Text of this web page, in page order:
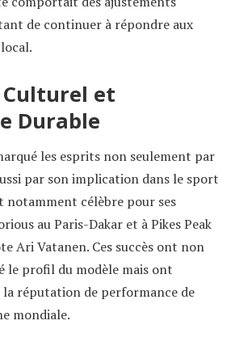
de continuer à répondre aux
et
Durable
les esprits non seulement par
par son implication dans le sport
notamment célèbre pour ses
au Paris-Dakar et à Pikes Peak
Ari Vatanen. Ces succès ont non
le profil du modèle mais ont
réputation de performance de
mondiale.